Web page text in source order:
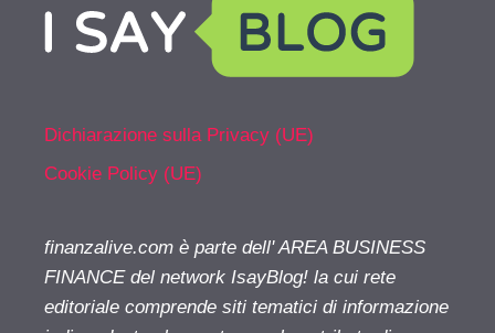
Dichiarazione sulla Privacy (UE)
Cookie Policy (UE)
finanzalive.com è parte dell' AREA BUSINESS
FINANCE del network IsayBlog! la cui rete
editoriale comprende siti tematici di informazione